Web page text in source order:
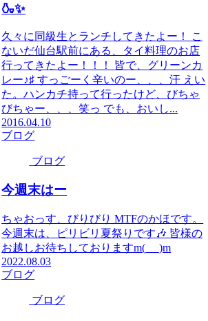
🍶✨
久々に同級生とランチしてきたよー！ こ
ないだ仙台駅前にある、タイ料理のお店
行ってきたよー！！！ 皆で、グリーンカ
レー♪♯ すっごーく辛いのー、、、汗 えい
た。ハンカチ持って行ったけど、びちゃ
びちゃー、、、笑っ でも、おいし...
2016.04.10
ブログ
ブログ
今週末はー
ちゃおっす、びりびり MTFのかほです。
今週末は、ピリビリ夏祭りです🎶 皆様の
お越しお待ちしておりますm(_ _)m
2022.08.03
ブログ
ブログ